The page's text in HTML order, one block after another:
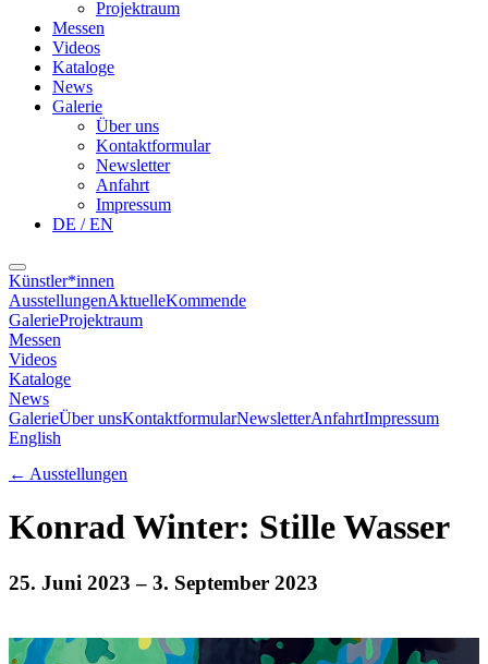
Projektraum
Messen
Videos
Kataloge
News
Galerie
Über uns
Kontaktformular
Newsletter
Anfahrt
Impressum
DE / EN
Künstler*innen
AusstellungenAktuelleKommende
GalerieProjektraum
Messen
Videos
Kataloge
News
GalerieÜber unsKontaktformularNewsletterAnfahrtImpressum
English
← Ausstellungen
Konrad Winter: Stille Wasser
25. Juni 2023 – 3. September 2023